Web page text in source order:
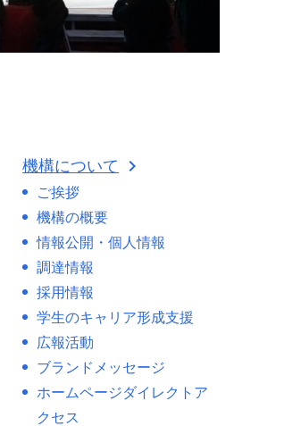
機構について
ご挨拶
機構の概要
情報公開・個人情報
調達情報
採用情報
学生のキャリア形成支援
広報活動
ブランドメッセージ
ホームページダイレクトア
クセス